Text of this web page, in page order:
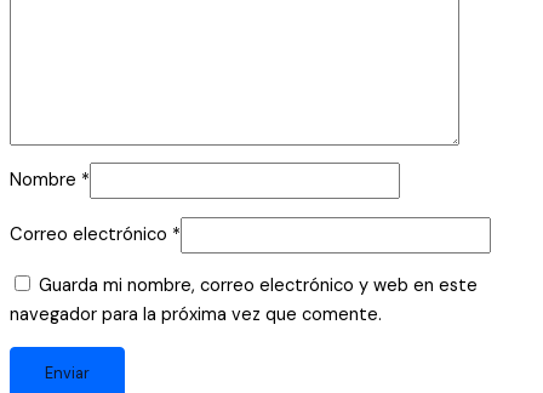
Nombre *
Correo electrónico *
Guarda mi nombre, correo electrónico y web en este
navegador para la próxima vez que comente.